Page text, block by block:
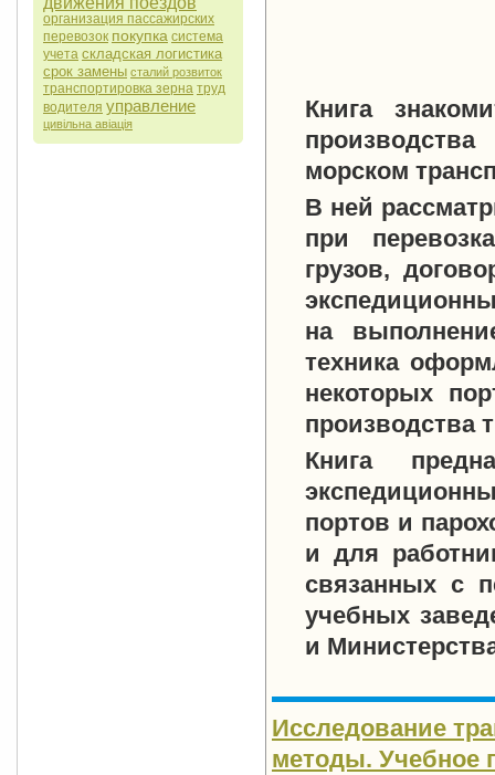
организация пассажирских
перевозок покупка система
учета складская логистика
срок замены сталий розвиток
транспортировка зерна труд
водителя управление
цивільна авіація
Книга
морском
В ней
при
грузов,
на
техника
некоторых
производства
Книга
портов и
и для
связанных с
учебных
и
Исследование
методы. Учебное